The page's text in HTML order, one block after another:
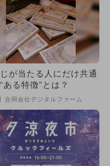
が当たる人にだけ共通
ある特徴”とは？
合同会社デジタルファーム